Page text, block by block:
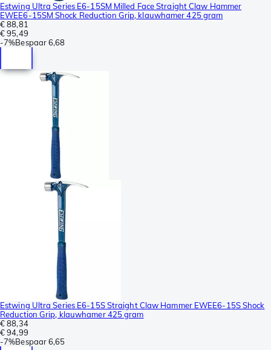
Estwing Ultra Series E6-15SM Milled Face Straight Claw Hammer
EWEE6-15SM Shock Reduction Grip, klauwhamer 425 gram
€ 88,81
€ 95,49
-7%Bespaar6,68
Estwing Ultra Series E6-15S Straight Claw Hammer EWEE6-15S Shock
Reduction Grip, klauwhamer 425 gram
€ 88,34
€ 94,99
-7%Bespaar6,65